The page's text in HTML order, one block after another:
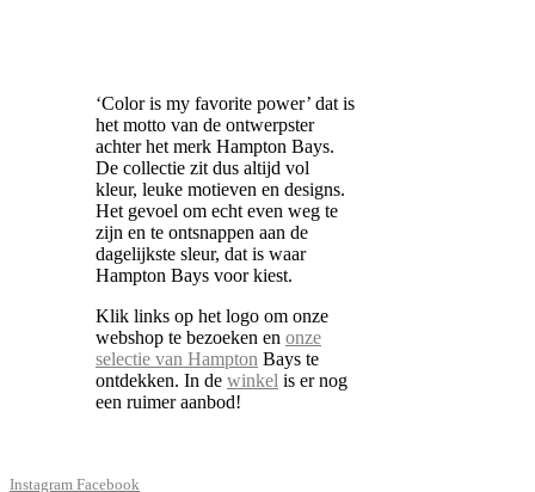
‘Color is my favorite power’ dat is
het motto van de ontwerpster
achter het merk Hampton Bays.
De collectie zit dus altijd vol
kleur, leuke motieven en designs.
Het gevoel om echt even weg te
zijn en te ontsnappen aan de
dagelijkste sleur, dat is waar
Hampton Bays voor kiest.
Klik links op het logo om onze
webshop te bezoeken en onze
selectie van Hampton Bays te
ontdekken. In de winkel is er nog
een ruimer aanbod!
Instagram Facebook